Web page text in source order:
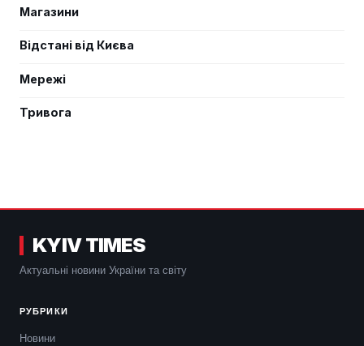
Магазини
Відстані від Києва
Мережі
Тривога
KYIV TIMES
Актуальні новини України та світу
РУБРИКИ
Новини